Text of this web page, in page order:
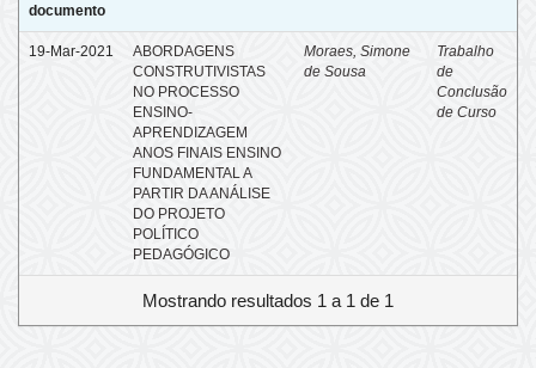
documento
19-Mar-2021
ABORDAGENS
CONSTRUTIVISTAS
NO PROCESSO
ENSINO-
APRENDIZAGEM
ANOS FINAIS ENSINO
FUNDAMENTAL A
PARTIR DA ANÁLISE
DO PROJETO
POLÍTICO
PEDAGÓGICO
Moraes, Simone
de Sousa
Trabalho
de
Conclusão
de Curso
Mostrando resultados 1 a 1 de 1